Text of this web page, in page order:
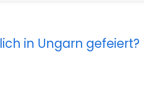
in Ungarn gefeiert?